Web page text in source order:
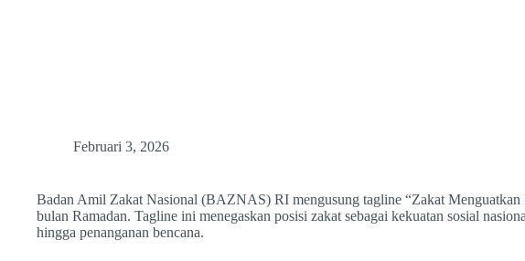
Februari 3, 2026
Badan Amil Zakat Nasional (BAZNAS) RI mengusung tagline “Zakat Menguatkan
bulan Ramadan. Tagline ini menegaskan posisi zakat sebagai kekuatan sosial
hingga penanganan bencana.